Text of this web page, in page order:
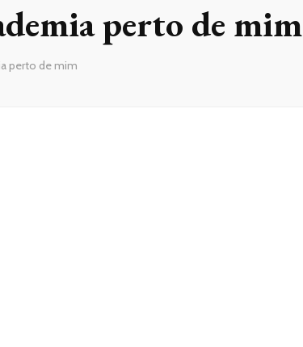
perto de mim
perto de mim